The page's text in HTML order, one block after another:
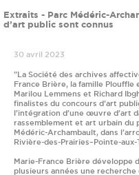
Extraits - Parc Médéric-
d’art public sont connus
30 avril 2023
"La Société des archives
France Brière, la famille Plouffle
Marilou Lemmens et Richard
finalistes du concours d’art
l’intégration d’une œuvre d’art
rassemblement et art urbain du
Médéric-Archambault, dans
Rivière-des-Prairies–Pointe-aux-
Marie-France Brière développe
plusieurs années une recherche